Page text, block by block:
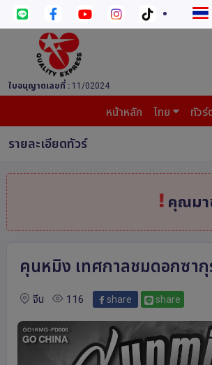
ใบอนุญาตเลขที่ : 11/02024
หน้าหลัก ไทย ทัวร์
รายละเอียดทัวร์
คุณมา
คุนหมิง เทศกาลชมดอกซากุ
จีน 116 share share